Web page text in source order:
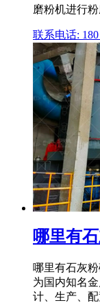
磨粉机进行粉
联系电话: 180
哪里有
哪里有石灰
为国内知名
计、生产、